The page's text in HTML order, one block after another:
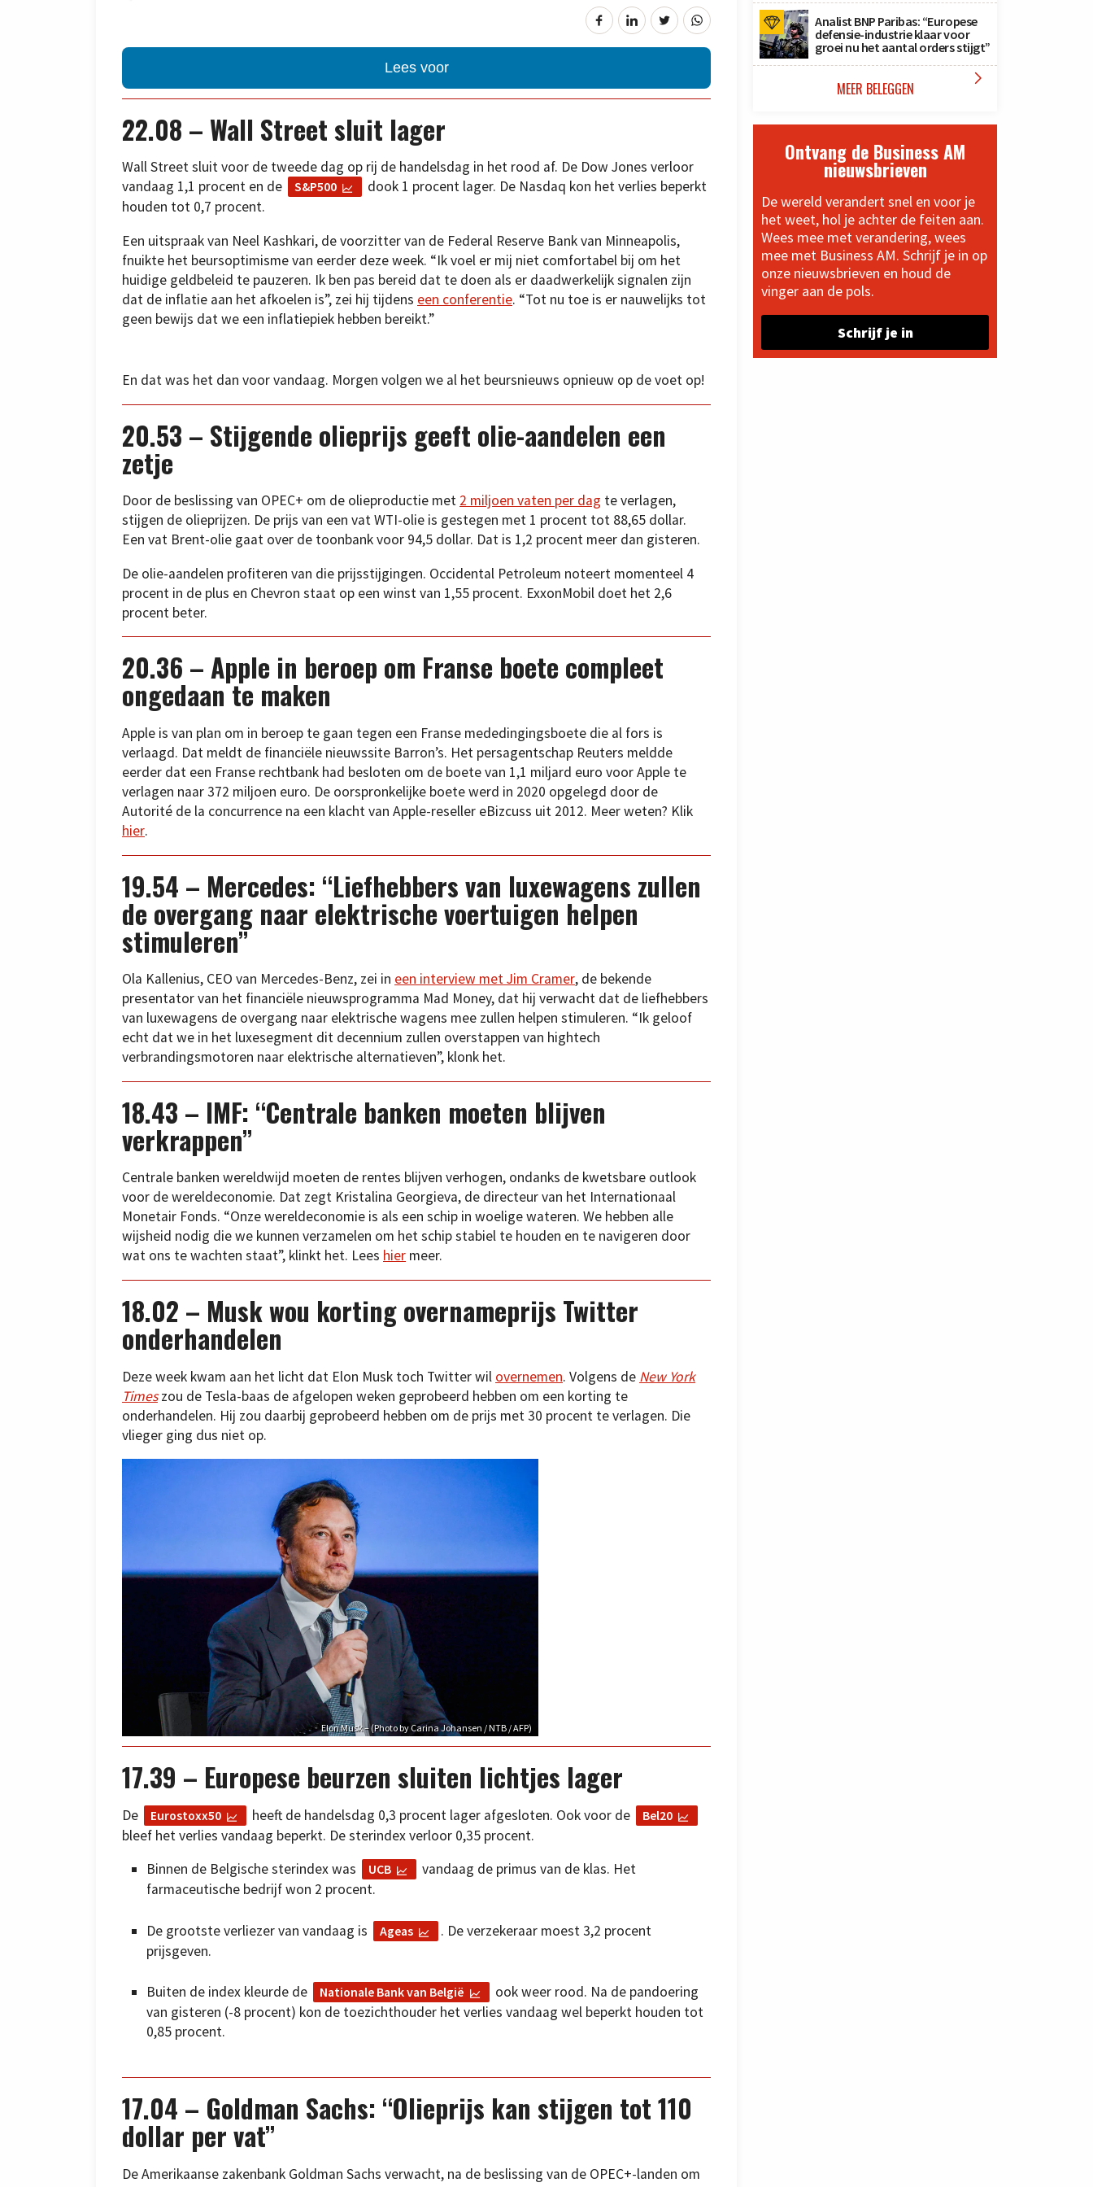
Lees voor
22.08 – Wall Street sluit lager
Wall Street sluit voor de tweede dag op rij de handelsdag in het rood af. De Dow Jones verloor
vandaag 1,1 procent en de
S&P500
dook 1 procent lager. De Nasdaq kon het verlies beperkt
houden tot 0,7 procent.
Een uitspraak van Neel Kashkari, de voorzitter van de Federal Reserve Bank van Minneapolis,
fnuikte het beursoptimisme van eerder deze week. “Ik voel er mij niet comfortabel bij om het
huidige geldbeleid te pauzeren. Ik ben pas bereid dat te doen als er daadwerkelijk signalen zijn
dat de inflatie aan het afkoelen is”, zei hij tijdens een conferentie. “Tot nu toe is er nauwelijks tot
geen bewijs dat we een inflatiepiek hebben bereikt.”
En dat was het dan voor vandaag. Morgen volgen we al het beursnieuws opnieuw op de voet op!
20.53 – Stijgende olieprijs geeft olie-aandelen een
zetje
Door de beslissing van OPEC+ om de olieproductie met 2 miljoen vaten per dag te verlagen,
stijgen de olieprijzen. De prijs van een vat WTI-olie is gestegen met 1 procent tot 88,65 dollar.
Een vat Brent-olie gaat over de toonbank voor 94,5 dollar. Dat is 1,2 procent meer dan gisteren.
De olie-aandelen profiteren van die prijsstijgingen. Occidental Petroleum noteert momenteel 4
procent in de plus en Chevron staat op een winst van 1,55 procent. ExxonMobil doet het 2,6
procent beter.
20.36 – Apple in beroep om Franse boete compleet
ongedaan te maken
Apple is van plan om in beroep te gaan tegen een Franse mededingingsboete die al fors is
verlaagd. Dat meldt de financiële nieuwssite Barron’s. Het persagentschap Reuters meldde
eerder dat een Franse rechtbank had besloten om de boete van 1,1 miljard euro voor Apple te
verlagen naar 372 miljoen euro. De oorspronkelijke boete werd in 2020 opgelegd door de
Autorité de la concurrence na een klacht van Apple-reseller eBizcuss uit 2012. Meer weten? Klik
hier.
19.54 – Mercedes: “Liefhebbers van luxewagens zullen
de overgang naar elektrische voertuigen helpen
stimuleren”
Ola Kallenius, CEO van Mercedes-Benz, zei in een interview met Jim Cramer, de bekende
presentator van het financiële nieuwsprogramma Mad Money, dat hij verwacht dat de liefhebbers
van luxewagens de overgang naar elektrische wagens mee zullen helpen stimuleren. “Ik geloof
echt dat we in het luxesegment dit decennium zullen overstappen van hightech
verbrandingsmotoren naar elektrische alternatieven”, klonk het.
18.43 – IMF: “Centrale banken moeten blijven
verkrappen”
Centrale banken wereldwijd moeten de rentes blijven verhogen, ondanks de kwetsbare outlook
voor de wereldeconomie. Dat zegt Kristalina Georgieva, de directeur van het Internationaal
Monetair Fonds. “Onze wereldeconomie is als een schip in woelige wateren. We hebben alle
wijsheid nodig die we kunnen verzamelen om het schip stabiel te houden en te navigeren door
wat ons te wachten staat”, klinkt het. Lees hier meer.
18.02 – Musk wou korting overnameprijs Twitter
onderhandelen
Deze week kwam aan het licht dat Elon Musk toch Twitter wil overnemen. Volgens de New York
Timeszou de Tesla-baas de afgelopen weken geprobeerd hebben om een korting te
onderhandelen. Hij zou daarbij geprobeerd hebben om de prijs met 30 procent te verlagen. Die
vlieger ging dus niet op.
Elon Musk – (Photo by Carina Johansen / NTB / AFP)
17.39 – Europese beurzen sluiten lichtjes lager
De Eurostoxx50 heeft de handelsdag 0,3 procent lager afgesloten. Ook voor de Bel20
bleef het verlies vandaag beperkt. De sterindex verloor 0,35 procent.
Binnen de Belgische sterindex was
UCB
vandaag de primus van de klas. Het
farmaceutische bedrijf won 2 procent.
De grootste verliezer van vandaag is Ageas
. De verzekeraar moest 3,2 procent
prijsgeven.
Buiten de index kleurde de Nationale Bank van België
ook weer rood. Na de pandoering
van gisteren (-8 procent) kon de toezichthouder het verlies vandaag wel beperkt houden tot
0,85 procent.
17.04 – Goldman Sachs: “Olieprijs kan stijgen tot 110
dollar per vat”
De Amerikaanse zakenbank Goldman Sachs verwacht, na de beslissing van de OPEC+-landen om
Analist BNP Paribas: “Europese
defensie-industrie klaar voor
groei nu het aantal orders stijgt”
MEER BELEGGEN 
Ontvang de Business AM
nieuwsbrieven
De wereld verandert snel en voor je
het weet, hol je achter de feiten aan.
Wees mee met verandering, wees
mee met Business AM. Schrijf je in op
onze nieuwsbrieven en houd de
vinger aan de pols.
Schrijf je in